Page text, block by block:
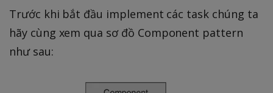
Trước khi bắt đầu implement các task chúng ta
hãy cùng xem qua sơ đồ Component pattern
như sau: